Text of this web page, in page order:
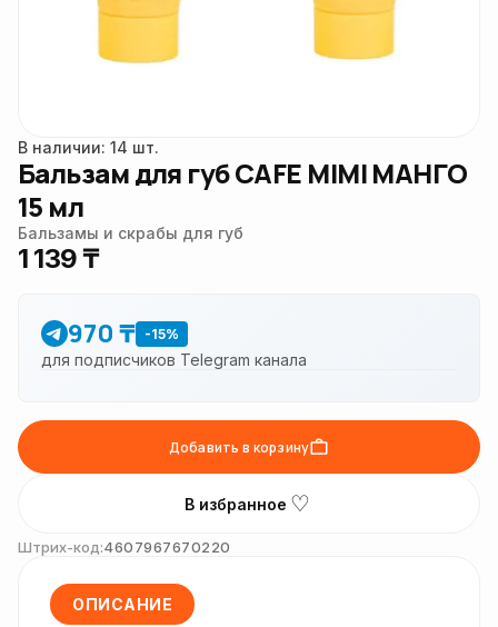
В наличии: 14 шт.
Бальзам для губ CAFE MIMI МАНГО
15 мл
Бальзамы и скрабы для губ
1 139 ₸
970 ₸ -15%
для подписчиков Telegram канала
Добавить в корзину
В избранное ♡
Штрих-код:4607967670220
ОПИСАНИЕ